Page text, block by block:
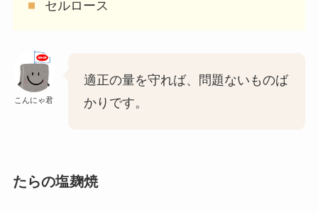
セルロース
こんにゃ君
適正の量を守れば、問題ないものば
かりです。
たらの塩麹焼